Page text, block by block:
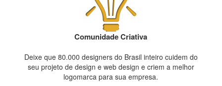
Comunidade Criativa
Deixe que 80.000 designers do Brasil inteiro cuidem do
seu projeto de design e web design e criem a melhor
logomarca para sua empresa.